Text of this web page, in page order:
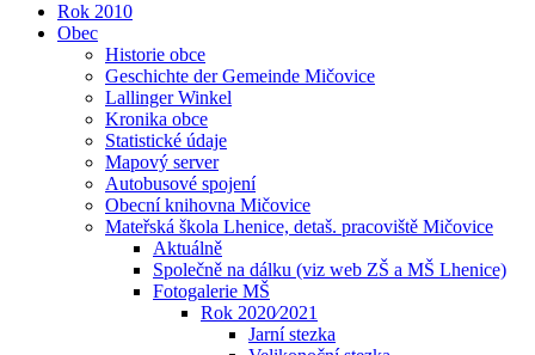
Rok 2010
Obec
Historie obce
Geschichte der Gemeinde Mičovice
Lallinger Winkel
Kronika obce
Statistické údaje
Mapový server
Autobusové spojení
Obecní knihovna Mičovice
Mateřská škola Lhenice, detaš. pracoviště Mičovice
Aktuálně
Společně na dálku (viz web ZŠ a MŠ Lhenice)
Fotogalerie MŠ
Rok 2020⁄2021
Jarní stezka